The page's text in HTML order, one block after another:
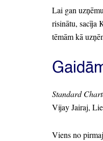
Lai gan
risinātu, sacīja
tēmām kā
Standard
Vijay Jairaj,
Viens no